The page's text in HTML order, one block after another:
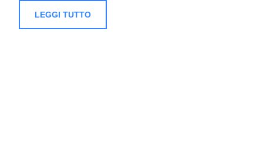
LEGGI TUTTO